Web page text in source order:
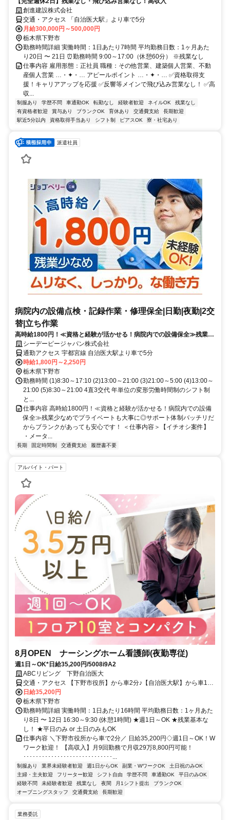
創進建設株式会社
交通・アクセス 「自治医大駅」より車で5分
月給300,000円～500,000円
栃木県下野市
勤務時間詳細 実働時間：1日あたり7時間 平均勤務日数：1ヶ月あた
り20日 〜 21日 ⏰勤務時間 9:00～17:00（休憩60分） ※残業なし
仕事内容 雇用形態：正社員 職種：その他営業、建築個人営業、不動
産個人営業 …・✦・… アピールポイント …・✦・… ✅資格取得支
援！キャリアアップを応援 ✅反響等メインで飛び込み営業なし！ ✅高
収...
制服あり 学歴不問 車通勤OK 転勤なし 経験者歓迎 ネイルOK
残業なし
有資格者歓迎
賞与あり ブランクOK 育休あり 交通費支給
長期歓迎
駅近5分以内
資格取得手当あり シフト制 ピアスOK 寮・社宅あり
派遣社員
病院内の設備点検・記録作業・修理保全|日勤|夜勤|2交
替|立ち作業
高時給1800円！≪資格と経験が活かせる！病院内での設備保全≫残業少
なめでプライベートも大事に◎サポート体制バッチリだからブランクが
あっても安心です！
シーデーピージャパン株式会社
通勤アクセス 宇都宮線 自治医大駅より車で5分
時給1,800円～2,250円
栃木県下野市
勤務時間 (1)8:30～17:10 (2)13:00～21:00 (3)21:00～5:00 (4)13:00～
21:00 (5)8:30～21:00 4直3交代 年単位の変形労働時間制のシフト制
と...
仕事内容 高時給1800円！≪資格と経験が活かせる！病院内での設備
保全≫残業少なめでプライベートも大事に◎サポート体制バッチリだ
からブランクがあっても安心です！ ＜仕事内容＞【イチオシ案件】
・メータ...
長期 固定時間制 交通費支給 履歴書不要
アルバイト・パート
8月OPEN ナーシングホーム看護師(夜勤専従)
週1日～OK*日給35,200円/5008i9A2
ABCリビング 下野自治医大
交通・アクセス 【下野市役所】から車2分♪【自治医大駅】から車10
分♪ ★車通勤OK（無料駐車場完備）
日給35,200円
栃木県下野市
勤務時間詳細 実働時間：1日あたり16時間 平均勤務日数：1ヶ月あた
り8日 〜 12日 16:30～9:30 (休憩1時間) ★週1日～OK ★残業基本な
し！ ★平日のみ or 土日のみもOK
仕事内容 ＼下野市役所から車で2分／ 日給35,200円◇週1日～OK！W
ワーク歓迎！ 【高収入】月9回勤務で月収29万8,800円可能！
･････････････････････････････...
制服あり 業界未経験者歓迎 週1日からOK 副業・WワークOK
土日祝のみOK
主婦・主夫歓迎
フリーター歓迎 シフト自由 学歴不問 車通勤OK
平日のみOK
経験不問
未経験者歓迎 残業なし 夜間 月1シフト提出
ブランクOK
オープニングスタッフ
交通費支給 長期歓迎
業務委託